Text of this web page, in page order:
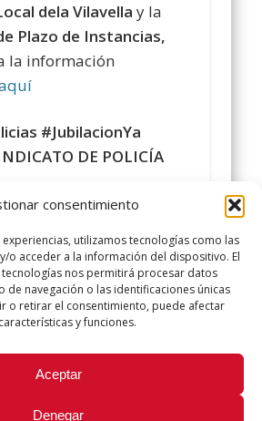
consentimiento
utilizamos tecnologías como las
o acceder a la información del dispositivo. El
nos permitirá procesar datos
navegación o las identificaciones únicas
o retirar el consentimiento, puede afectar
y funciones.
Aceptar
Denegar
dela Vilavella y la
Plazo de Instancias,
la información
#JubilacionYa
DE POLICÍA
y siguenos en
policialocalugt/
#UGT
Policía Local UGT UGT
UGTPoliciaLocal
article? Share it with your friends!